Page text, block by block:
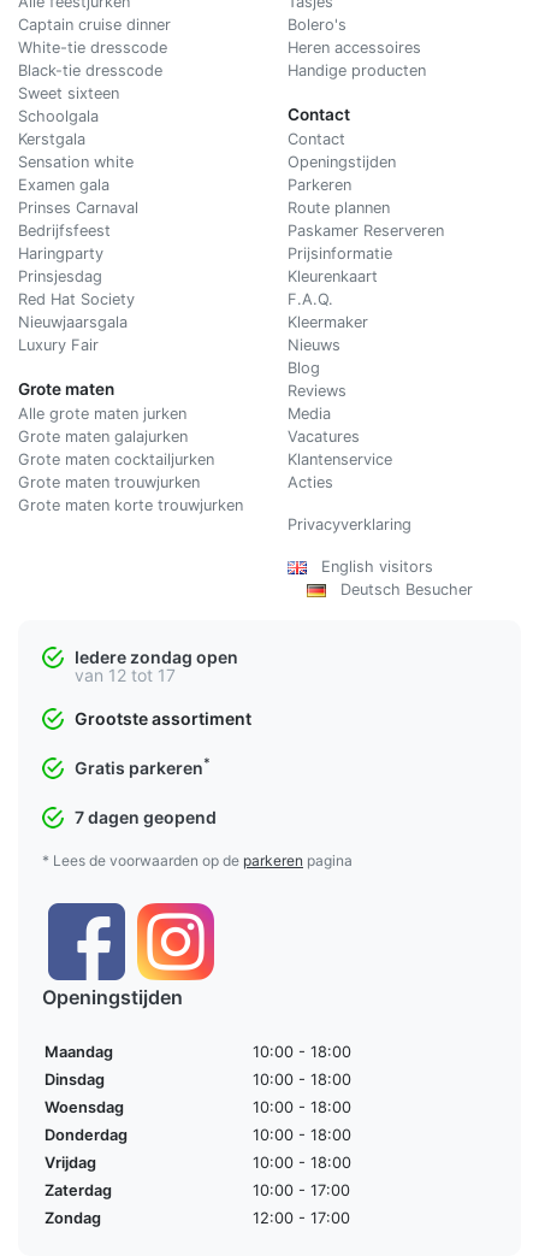
Captain cruise dinner
White-tie dresscode
Black-tie dresscode
Sweet sixteen
Schoolgala
Kerstgala
Sensation white
Examen gala
Prinses Carnaval
Bedrijfsfeest
Haringparty
Prinsjesdag
Red Hat Society
Nieuwjaarsgala
Luxury Fair
Grote maten
Alle grote maten jurken
Grote maten galajurken
Grote maten cocktailjurken
Grote maten trouwjurken
Grote maten korte trouwjurken
Bolero's
Heren accessoires
Handige producten
Contact
Contact
Openingstijden
Parkeren
Route plannen
Paskamer Reserveren
Prijsinformatie
Kleurenkaart
F.A.Q.
Kleermaker
Nieuws
Blog
Reviews
Media
Vacatures
Klantenservice
Acties
Privacyverklaring
English visitors
Deutsch Besucher
Iedere zondag open
van 12 tot 17
Grootste assortiment
Gratis parkeren*
7 dagen geopend
* Lees de voorwaarden op de parkeren pagina
Openingstijden
Maandag
10:00 - 18:00
Dinsdag
10:00 - 18:00
Woensdag
10:00 - 18:00
Donderdag
10:00 - 18:00
Vrijdag
10:00 - 18:00
Zaterdag
10:00 - 17:00
Zondag
12:00 - 17:00